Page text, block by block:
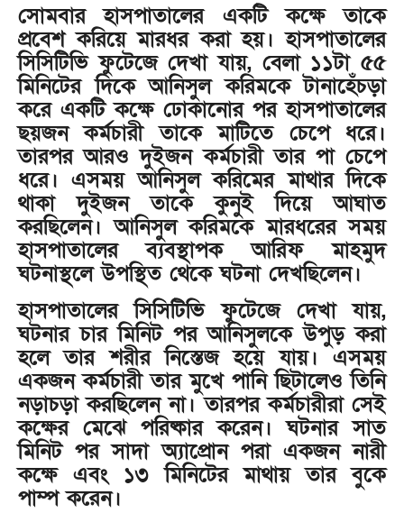
সোমবার হাসপাতালের একটি কক্ষে তাকে
প্রবেশ করিয়ে মারধর করা হয়। হাসপাতালের
সিসিটিভি ফুটেজে দেখা যায়, বেলা ১১টা ৫৫
মিনিটের দিকে আনিসুল করিমকে টানাহেঁচড়া
করে একটি কক্ষে ঢোকানোর পর হাসপাতালের
ছয়জন কর্মচারী তাকে মাটিতে চেপে ধরে।
তারপর আরও দুইজন কর্মচারী তার পা চেপে
ধরে। এসময় আনিসুল করিমের মাথার দিকে
থাকা দুইজন তাকে কুনুই দিয়ে আঘাত
করছিলেন। আনিসুল করিমকে মারধরের সময়
হাসপাতালের ব্যবস্থাপক আরিফ মাহমুদ
ঘটনাস্থলে উপস্থিত থেকে ঘটনা দেখছিলেন।
হাসপাতালের সিসিটিভি ফুটেজে দেখা যায়,
ঘটনার চার মিনিট পর আনিসুলকে উপুড় করা
হলে তার শরীর নিস্তেজ হয়ে যায়। এসময়
একজন কর্মচারী তার মুখে পানি ছিটালেও তিনি
নড়াচড়া করছিলেন না। তারপর কর্মচারীরা সেই
কক্ষের মেঝে পরিষ্কার করেন। ঘটনার সাত
মিনিট পর সাদা অ্যাপ্রোন পরা একজন নারী
কক্ষে এবং ১৩ মিনিটের মাথায় তার বুকে
পাম্প করেন।